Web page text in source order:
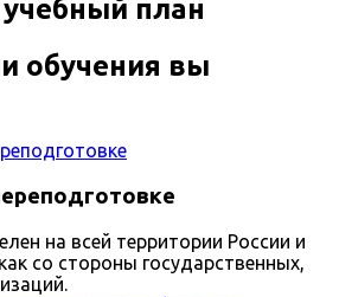
план
обучения вы
на всей территории России и
со стороны государственных,